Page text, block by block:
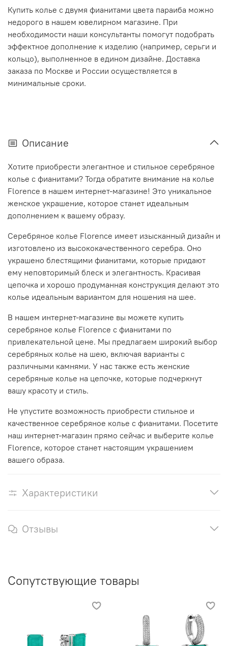
Купить колье с двумя фианитами цвета параиба можно
недорого в нашем ювелирном магазине. При
необходимости наши консультанты помогут подобрать
эффектное дополнение к изделию (например, серьги и
кольцо), выполненное в едином дизайне. Доставка
заказа по Москве и России осуществляется в
минимальные сроки.
Описание
Хотите приобрести элегантное и стильное серебряное
колье с фианитами? Тогда обратите внимание на колье
Florence в нашем интернет-магазине! Это уникальное
женское украшение, которое станет идеальным
дополнением к вашему образу.
Серебряное колье Florence имеет изысканный дизайн и
изготовлено из высококачественного серебра. Оно
украшено блестящими фианитами, которые придают
ему неповторимый блеск и элегантность. Красивая
цепочка и хорошо продуманная конструкция делают это
колье идеальным вариантом для ношения на шее.
В нашем интернет-магазине вы можете купить
серебряное колье Florence с фианитами по
привлекательной цене. Мы предлагаем широкий выбор
серебряных колье на шею, включая варианты с
различными камнями. У нас также есть женские
серебряные колье на цепочке, которые подчеркнут
вашу красоту и стиль.
Не упустите возможность приобрести стильное и
качественное серебряное колье с фианитами. Посетите
наш интернет-магазин прямо сейчас и выберите колье
Florence, которое станет настоящим украшением
вашего образа.
Характеристики
Отзывы
Сопутствующие товары